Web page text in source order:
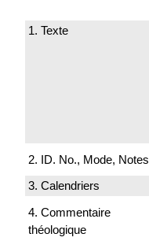
1. Texte
2. ID. No., Mode, Notes
3. Calendriers
4. Commentaire
théologique